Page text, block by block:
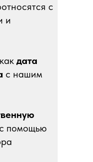
с
и
дата
с нашим
с помощью